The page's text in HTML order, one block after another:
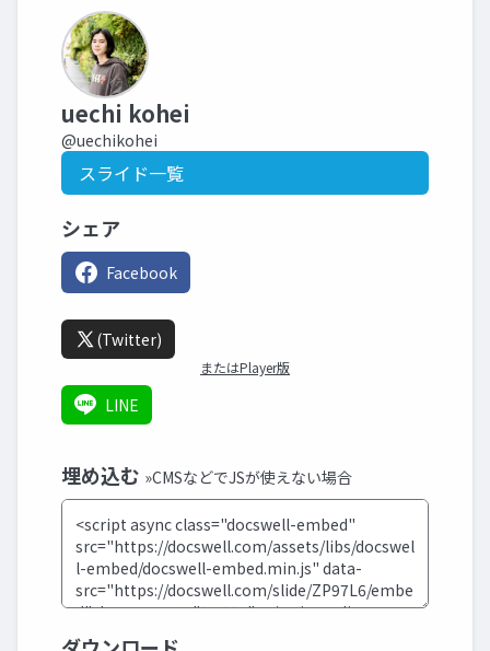
uechi kohei
@uechikohei
スライド一覧
シェア
Facebook
(Twitter)
またはPlayer版
LINE
埋め込む »CMSなどでJSが使えない場合